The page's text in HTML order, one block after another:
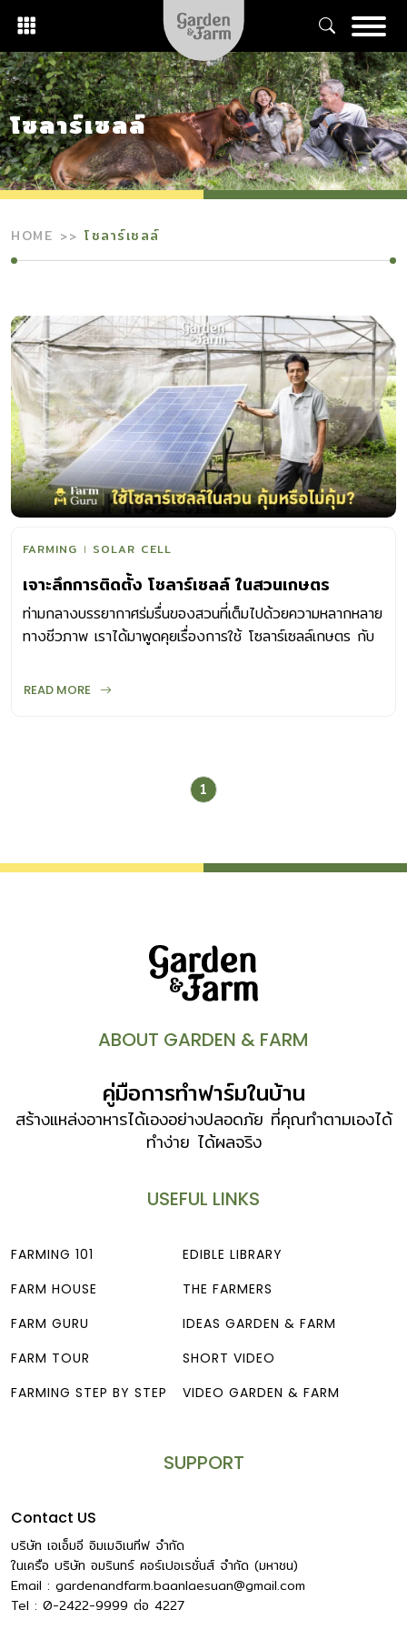
content
โซลาร์เซลล์
HOME โซลาร์เซลล์
FARMING SOLAR CELL
เจาะลึกการติดตั้ง โซลาร์เซลล์ ในสวนเกษตร
ท่ามกลางบรรยากาศร่มรื่นของสวนที่เต็มไปด้วยความหลากหลาย
ทางชีวภาพ เราได้มาพูดคุยเรื่องการใช้ โซลาร์เซลล์เกษตร กับ
การเกษตรเชิงผสมผสาน พื้นที่ของการพึ่งพาตนเองด้านอาหาร
ไขข้อข้องใจให้เราอย่างหมดเปลือก ทำไมโซลาร์เซลล์จึงสำคัญ
ต่อการเกษตร “พลังงานคือหัวใจของการเกษตร”
ไฟฟ้าและการใช้น้ำมันกับเครื่องยนต์ต่างๆ นอกจากนี้ การหันมา
คือ ราคาที่ถูกลงอย่างมีนัยสำคัญ เมื่อเทียบกับสิบกว่าปีก่อน
จากที่เคยมีราคาสูงถึง 200-300 บาทต่อวัตต์ ปัจจุบันลดลง
เหลือเพียง 5 บาทต่อวัตต์ ทำให้เกษตรกรเข้าถึงพลังงานนี้ได้
พลังงานมหาศาล โดยเฉพาะ น้ำ ซึ่งต้องอาศัยการปั๊มขึ้นลง
เรือน ระบบให้ออกซิเจนในบ่อเลี้ยงสัตว์น้ำ ระบบเพิ่มความชื้นใน
โรงเห็ด หรือแม้แต่เครื่องตัดหญ้าและเครื่องผสมดินที่กำลัง
เปลี่ยนมาใช้ไฟฟ้ามากขึ้น ก่อนลงทุนต้องรู้อะไรบ้าง? คำถาม
เกษตรกรควรเริ่มจากการรู้ว่าตัวเองต้องการน้ำปริมาณเท่าไร
โวลต์ […]
READ MORE
1
ABOUT GARDEN & FARM
คู่มือการทำฟาร์มในบ้าน
สร้างแหล่งอาหารได้เองอย่างปลอดภัย ที่คุณทำตามเองได้
ทำง่าย ได้ผลจริง
USEFUL LINKS
FARMING 101
FARM HOUSE
FARM GURU
FARM TOUR
FARMING STEP BY STEP
EDIBLE LIBRARY
THE FARMERS
IDEAS GARDEN & FARM
SHORT VIDEO
VIDEO GARDEN & FARM
SUPPORT
Contact US
บริษัท เอเอ็มอี อิมเมจิเนทีฟ จำกัด
ในเครือ บริษัท อมรินทร์ คอร์เปอเรชั่นส์ จำกัด (มหาชน)
Email : gardenandfarm.baanlaesuan@gmail.com
Tel : 0-2422-9999 ต่อ 4227